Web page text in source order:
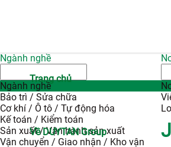
Trang chủ
Về DUYTAN Group
Ngành nghề
Ngành nghề
Bảo trì / Sửa chữa
Cơ khí / Ô tô / Tự động hóa
Kế toán / Kiểm toán
Sản xuất / Vận hành sản xuất
Vận chuyển / Giao nhận / Kho vận